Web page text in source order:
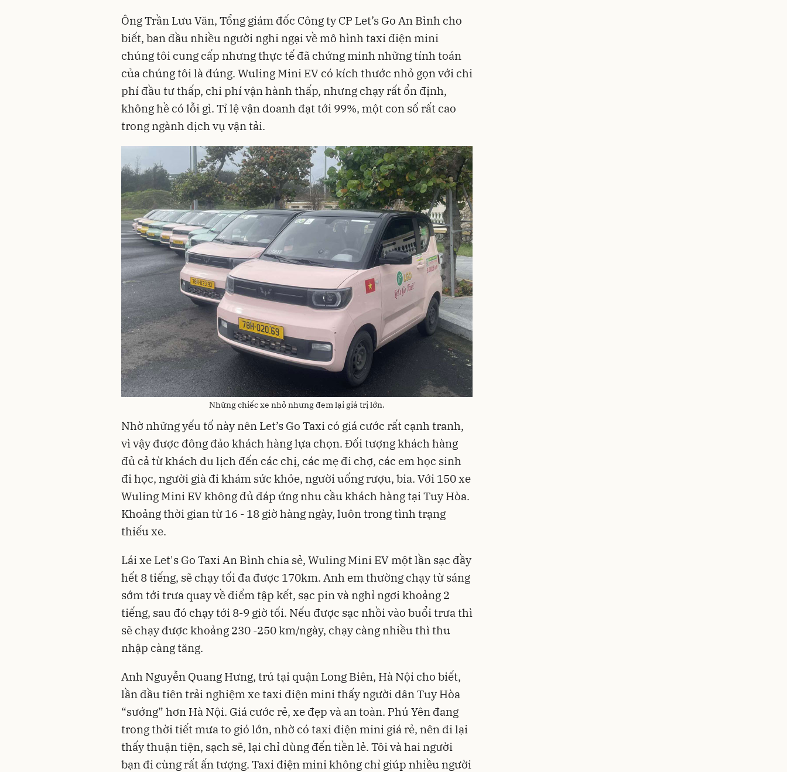
Ông Trần Lưu Văn, Tổng giám đốc Công ty CP Let’s Go An Bình cho
biết, ban đầu nhiều người nghi ngại về mô hình taxi điện mini
chúng tôi cung cấp nhưng thực tế đã chứng minh những tính toán
của chúng tôi là đúng. Wuling Mini EV có kích thước nhỏ gọn với chi
phí đầu tư thấp, chi phí vận hành thấp, nhưng chạy rất ổn định,
không hề có lỗi gì. Tỉ lệ vận doanh đạt tới 99%, một con số rất cao
trong ngành dịch vụ vận tải.
Những chiếc xe nhỏ nhưng đem lại giá trị lớn.
Nhờ những yếu tố này nên Let’s Go Taxi có giá cước rất cạnh tranh,
vì vậy được đông đảo khách hàng lựa chọn. Đối tượng khách hàng
đủ cả từ khách du lịch đến các chị, các mẹ đi chợ, các em học sinh
đi học, người già đi khám sức khỏe, người uống rượu, bia. Với 150 xe
Wuling Mini EV không đủ đáp ứng nhu cầu khách hàng tại Tuy Hòa.
Khoảng thời gian từ 16 - 18 giờ hàng ngày, luôn trong tình trạng
thiếu xe.
Lái xe Let's Go Taxi An Bình chia sẻ, Wuling Mini EV một lần sạc đầy
hết 8 tiếng, sẽ chạy tối đa được 170km. Anh em thường chạy từ sáng
sớm tới trưa quay về điểm tập kết, sạc pin và nghỉ ngơi khoảng 2
tiếng, sau đó chạy tới 8-9 giờ tối. Nếu được sạc nhồi vào buổi trưa thì
sẽ chạy được khoảng 230 -250 km/ngày, chạy càng nhiều thì thu
nhập càng tăng.
Anh Nguyễn Quang Hưng, trú tại quận Long Biên, Hà Nội cho biết,
lần đầu tiên trải nghiệm xe taxi điện mini thấy người dân Tuy Hòa
“sướng” hơn Hà Nội. Giá cước rẻ, xe đẹp và an toàn. Phú Yên đang
trong thời tiết mưa to gió lớn, nhờ có taxi điện mini giá rẻ, nên đi lại
thấy thuận tiện, sạch sẽ, lại chỉ dùng đến tiền lẻ. Tôi và hai người
bạn đi cùng rất ấn tượng. Taxi điện mini không chỉ giúp nhiều người